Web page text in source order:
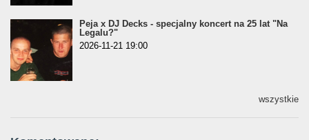
Peja x DJ Decks - specjalny koncert na 25 lat "Na
Legalu?"
2026-11-21 19:00
wszystkie